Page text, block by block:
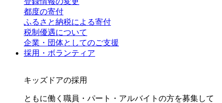
都度の寄付
ふるさと納税による寄付
税制優遇について
企業・団体としてのご支援
採用・ボランティア
キッズドアの採用
ともに働く職員・パート・アルバイトの方を募集して